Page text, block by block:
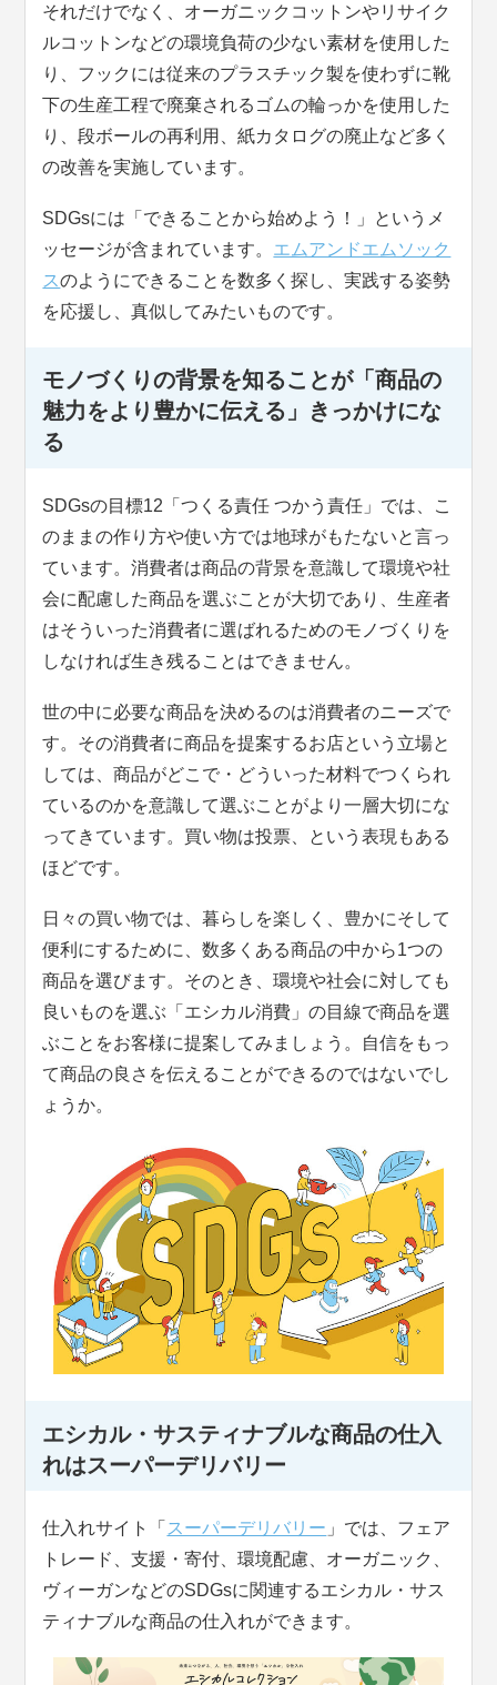
それだけでなく、オーガニックコットンやリサイク
ルコットンなどの環境負荷の少ない素材を使用した
り、フックには従来のプラスチック製を使わずに靴
下の生産工程で廃棄されるゴムの輪っかを使用した
り、段ボールの再利用、紙カタログの廃止など多く
の改善を実施しています。
SDGsには「できることから始めよう！」というメ
ッセージが含まれています。 エムアンドエムソック
スのようにできることを数多く探し、実践する姿勢
を応援し、真似してみたいものです。
モノづくりの背景を知ることが「商品の
魅力をより豊かに伝える」きっかけにな
る
SDGsの目標12「つくる責任 つかう責任」では、こ
のままの作り方や使い方では地球がもたないと言っ
ています。消費者は商品の背景を意識して環境や社
会に配慮した商品を選ぶことが大切であり、生産者
はそういった消費者に選ばれるためのモノづくりを
しなければ生き残ることはできません。
世の中に必要な商品を決めるのは消費者のニーズで
す。その消費者に商品を提案するお店という立場と
しては、商品がどこで・どういった材料でつくられ
ているのかを意識して選ぶことがより一層大切にな
ってきています。買い物は投票、という表現もある
ほどです。
日々の買い物では、暮らしを楽しく、豊かにそして
便利にするために、数多くある商品の中から1つの
商品を選びます。そのとき、環境や社会に対しても
良いものを選ぶ「エシカル消費」の目線で商品を選
ぶことをお客様に提案してみましょう。自信をもっ
て商品の良さを伝えることができるのではないでし
ょうか。
エシカル・サスティナブルな商品の仕入
れはスーパーデリバリー
仕入れサイト「 スーパーデリバリー 」では、フェア
トレード、支援・寄付、環境配慮、オーガニック、
ヴィーガンなどのSDGsに関連するエシカル・サス
ティナブルな商品の仕入れができます。